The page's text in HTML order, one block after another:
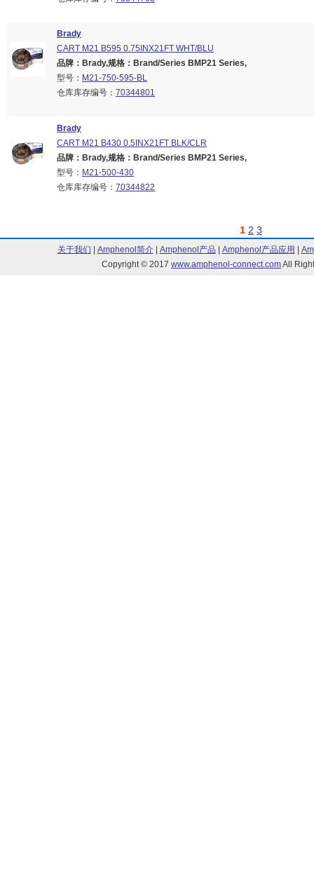
Brady
CART M21 B595 0.75INX21FT WHT/BLU
品牌：Brady,规格：Brand/Series BMP21 Series,
型号： M21-750-595-BL
仓库库存编号： 70344801
Brady
CART M21 B430 0.5INX21FT BLK/CLR
品牌：Brady,规格：Brand/Series BMP21 Series,
型号： M21-500-430
仓库库存编号： 70344822
1 2 3
关于我们 Amphenol简介| Amphenol产品 Amphenol产品应用
Copyright © 2017 www.amphenol-connect.comAll